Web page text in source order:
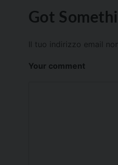
Got
Il tuo indirizzo email
Your comment